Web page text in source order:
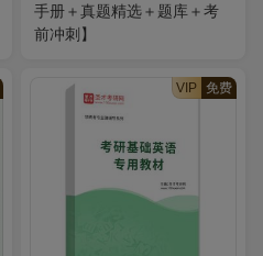
手册＋真题精选＋题库＋考
前冲刺】
VIP 免费